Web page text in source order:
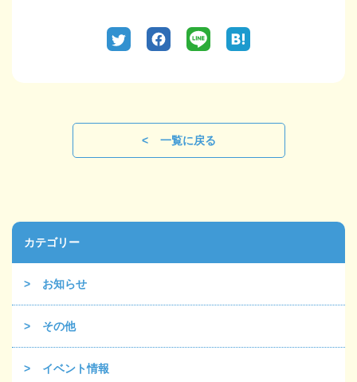
一覧に戻る
カテゴリー
お知らせ
その他
イベント情報